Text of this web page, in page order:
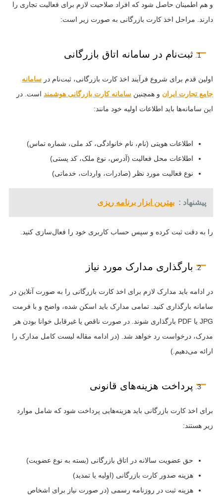
و هم اطمینان حاصل شود که افراد صلاحیت لازم برای فعالیت تجاری را
دارند. مراحل اخذ کارت بازرگانی به صورت زیر است:
ثبت‌نام در سامانه اتاق بازرگانی
اولین قدم برای شروع فرآیند اخذ کارت بازرگانی، ثبت‌نام در سامانه
جامع تجارت ایران و همچنین سامانه کارت بازرگانی هوشمند است. در
این سامانه‌ها باید اطلاعات اولیه خود مانند:
اطلاعات هویتی (نام، نام خانوادگی، کد ملی، شماره تماس)
اطلاعات محل فعالیت (آدرس، نوع ملک، کد پستی)
نوع فعالیت مورد نظر (صادرات، واردات، خدماتی)
پیشنهاد : بهترین ابزار برنامه ریزی
را به دقت ثبت کرده و سپس حساب کاربری خود را فعال‌سازی کنید.
بارگذاری مدارک مورد نیاز
در ادامه باید مدارک لازم برای اخذ کارت بازرگانی را به صورت آنلاین در
سامانه بارگذاری کنید. تمامی مدارک باید اسکن شده، واضح و با فرمت
JPG یا PDF بارگذاری شوند. در صورت ناقص یا غیرقابل خوانا بودن هر
مدرک، درخواست رد خواهد شد. (در ادامه مقاله لیست کامل مدارک را
ارائه می‌دهیم.)
پرداخت هزینه‌های قانونی
برای اخذ کارت بازرگانی باید هزینه‌هایی پرداخت شود که شامل موارد
زیر هستند:
حق عضویت سالانه در اتاق بازرگانی (بسته به نوع عضویت)
هزینه صدور کارت بازرگانی (اولیه یا تمدید)
هزینه ثبت در روزنامه رسمی (در صورت نیاز برای اشخاص